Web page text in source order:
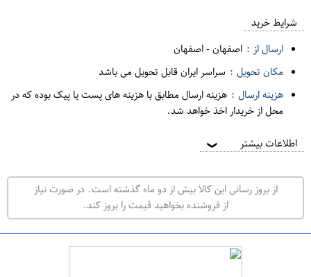
ف
ر
ت
ه
ر
ا
شرایط خرید
ارسال از : اصفهان-اصفهان
مکان تحویل : سراسر ایران قابل تحویل می باشد
هزینه ارسال : هزینه ارسال مطابق با هزینه های پست یا پیک بوده که در
محل از خریدار اخذ خواهد شد.
اطلاعات بیشتر ❯
از بروز رسانی این کالا بیش از دو ماه گذشته است. در صورت نیاز
از فروشنده بخواهید قیمت را بروز کند.